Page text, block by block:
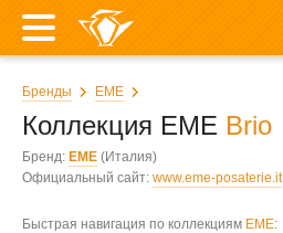
Бренды EME
Коллекция EME Brio
Бренд: EME (Италия)
Официальный сайт: www.eme-posaterie.it
Быстрая навигация по коллекциям EME: